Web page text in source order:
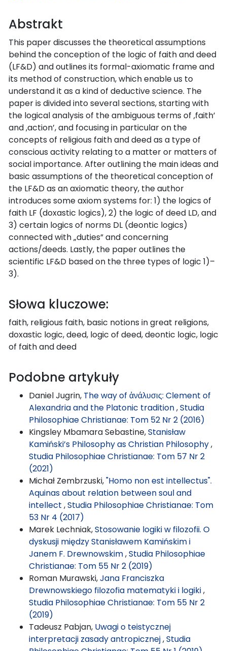
Abstrakt
This paper discusses the theoretical assumptions
behind the conception of the logic of faith and deed
(LF&D) and outlines its formal-axiomatic frame and
its method of construction, which enable us to
understand it as a kind of deductive science. The
paper is divided into several sections, starting with
the logical analysis of the ambiguous terms of ‚faith’
and ‚action’, and focusing in particular on the
concepts of religious faith and deed as a type of
conscious activity relating to a matter or matters of
social importance. After outlining the main ideas and
basic assumptions of the theoretical conception of
the LF&D as an axiomatic theory, the author
introduces some axiom systems for: 1) the logics of
faith LF (doxastic logics), 2) the logic of deed LD, and
3) certain logics of norms DL (deontic logics)
connected with „duties” and concerning
actions/deeds. Lastly, the paper outlines the
scientific LF&D based on the three types of logic 1)–
3).
Słowa kluczowe:
faith, religious faith, basic notions in great religions,
doxastic logic, deed, logic of deed, deontic logic, logic
of faith and deed
Podobne artykuły
Daniel Jugrin, The way of ἀνάλυσις: Clement of
Alexandria and the Platonic tradition,Studia
Philosophiae Christianae: Tom 52 Nr 2 (2016)
Kingsley Mbamara Sebastine,Stanisław
Kamiński’s Philosophy as Christian Philosophy,
Studia Philosophiae Christianae: Tom 57 Nr 2
(2021)
Michał Zembrzuski,"Homo non est intellectus".
Aquinas about relation between soul and
intellect ,Studia Philosophiae Christianae: Tom
53 Nr 4 (2017)
Marek Lechniak,Stosowanie logiki w filozofii. O
dyskusji między Stanisławem Kamińskim i
Janem F. Drewnowskim,Studia Philosophiae
Christianae: Tom 55 Nr 2 (2019)
Roman Murawski,Jana Franciszka
Drewnowskiego filozofia matematyki i logiki,
Studia Philosophiae Christianae: Tom 55 Nr 2
(2019)
Tadeusz Pabjan, Uwagi o teistycznej
interpretacji zasady antropicznej,Studia